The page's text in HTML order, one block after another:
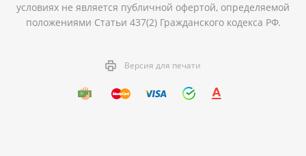
условиях не является публичной офертой, определяемой
положениями Статьи 437(2) Гражданского кодекса РФ.
Версия для печати